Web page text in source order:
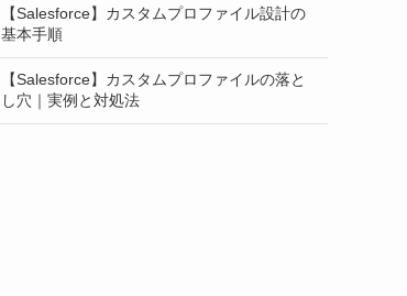
【Salesforce】カスタムプロファイル設計の
基本手順
【Salesforce】カスタムプロファイルの落と
し穴｜実例と対処法